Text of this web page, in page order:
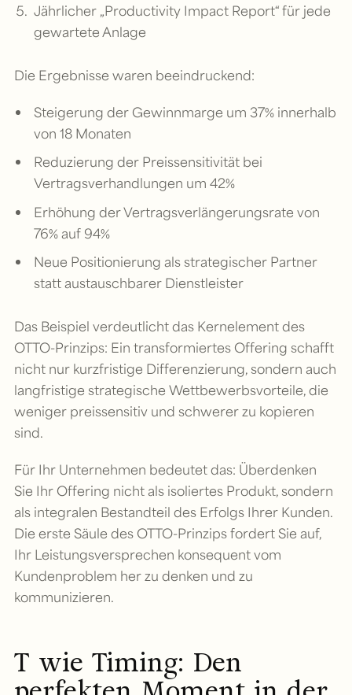
Jährlicher „Productivity Impact Report“ für jede
gewartete Anlage
Die Ergebnisse waren beeindruckend:
Steigerung der Gewinnmarge um 37% innerhalb
von 18 Monaten
Reduzierung der Preissensitivität bei
Vertragsverhandlungen um 42%
Erhöhung der Vertragsverlängerungsrate von
76% auf 94%
Neue Positionierung als strategischer Partner
statt austauschbarer Dienstleister
Das Beispiel verdeutlicht das Kernelement des
OTTO-Prinzips: Ein transformiertes Offering schafft
nicht nur kurzfristige Differenzierung, sondern auch
langfristige strategische Wettbewerbsvorteile, die
weniger preissensitiv und schwerer zu kopieren
sind.
Für Ihr Unternehmen bedeutet das: Überdenken
Sie Ihr Offering nicht als isoliertes Produkt, sondern
als integralen Bestandteil des Erfolgs Ihrer Kunden.
Die erste Säule des OTTO-Prinzips fordert Sie auf,
Ihr Leistungsversprechen konsequent vom
Kundenproblem her zu denken und zu
kommunizieren.
T wie Timing: Den